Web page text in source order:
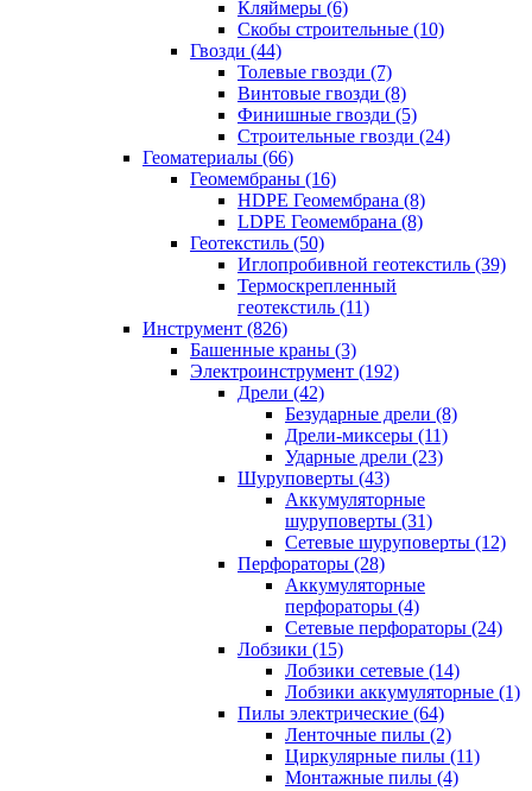
Кляймеры (6)
Скобы строительные (10)
Гвозди (44)
Толевые гвозди (7)
Винтовые гвозди (8)
Финишные гвозди (5)
Строительные гвозди (24)
Геоматериалы (66)
Геомембраны (16)
HDPE Геомембрана (8)
LDPE Геомембрана (8)
Геотекстиль (50)
Иглопробивной геотекстиль (39)
Термоскрепленный
геотекстиль (11)
Инструмент (826)
Башенные краны (3)
Электроинструмент (192)
Дрели (42)
Безударные дрели (8)
Дрели-миксеры (11)
Ударные дрели (23)
Шуруповерты (43)
Аккумуляторные
шуруповерты (31)
Сетевые шуруповерты (12)
Перфораторы (28)
Аккумуляторные
перфораторы (4)
Сетевые перфораторы (24)
Лобзики (15)
Лобзики сетевые (14)
Лобзики аккумуляторные (1)
Пилы электрические (64)
Ленточные пилы (2)
Циркулярные пилы (11)
Монтажные пилы (4)